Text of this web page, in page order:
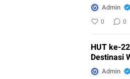
Admin
0 0
HUT ke-
Destinasi
Admin